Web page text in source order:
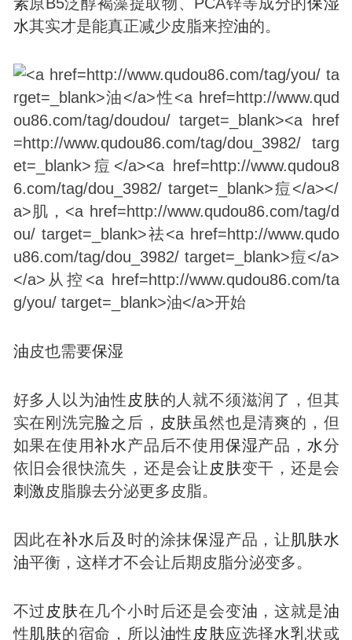
水其实才是能真正减少皮脂来控油的。
油皮也需要保湿
好多人以为油性 皮肤的人就不须滋润了，但其
实在刚洗完脸之后， 皮肤虽然也是清爽的，但
如果在使用补水产品后不使用保湿产品， 水分
依旧会很快流失，还是会让 皮肤变干，还是会
刺激皮脂腺去分泌更多皮脂。
因此在补水后及时的涂抹保湿产品，让肌肤水
油平衡，这样才不会让后期皮脂分泌变多。
不过 皮肤在几个小时后还是会变油 ，这就是油
性肌肤的宿命，所以油性 皮肤应选择水乳状或